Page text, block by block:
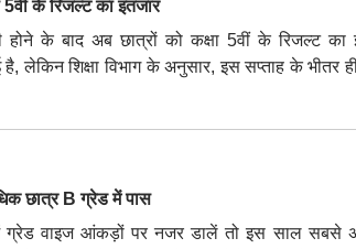
के रिजल्ट का इंतजार
होने के बाद अब छात्रों को कक्षा 5वीं के रिजल्ट
लेकिन शिक्षा विभाग के अनुसार, इस सप्ताह के भीतर ही
छात्र B ग्रेड में पास
में ग्रेड वाइज आंकड़ों पर नजर डालें तो इस साल